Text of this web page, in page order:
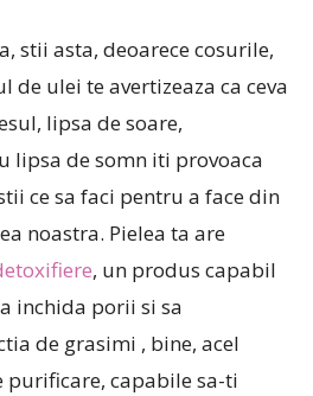
stii asta, deoarece cosurile,
de ulei te avertizeaza ca ceva
lipsa de soare,
lipsa de somn iti provoaca
ce sa faci pentru a face din
noastra. Pielea ta are
, un produs capabil
inchida porii si sa
de grasimi , bine, acel
purificare, capabile sa-ti